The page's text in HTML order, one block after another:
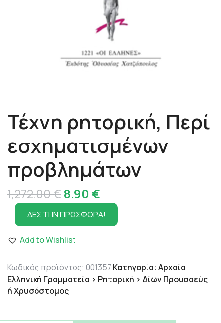
Τέχνη ρητορική, Περί
εσχηματισμένων
προβλημάτων
1,272.00€Original
price
was:
1,272.00 €.
8.90 €
τρέχουσα
τιμή
8.90 €.
ΔΕΣ ΤΗΝ ΠΡΟΣΦΟΡΑ!
Add to Wishlist
Κωδικός προϊόντος: 001357 Κατηγορία: Αρχαία
Ελληνική Γραμματεία > Ρητορική > Δίων Προυσαεύς
ή Χρυσόστομος